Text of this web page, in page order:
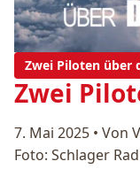
Zwei Piloten über
Zwei
7. Mai 2025 • Von
Foto: Schlager